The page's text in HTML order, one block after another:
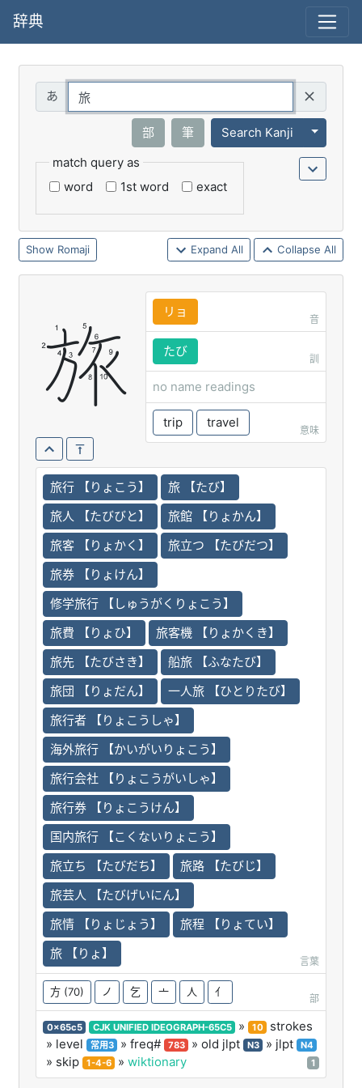
辞典
部 筆 Search Kanji
Toggle
match query as
word
1st word exact
Romaji Expand All Collapse All
旅 リョ
音
たび
訓
no name readings
trip travel
意味
旅行 【りょこう】
旅 【たび】
旅人 【たびびと】
旅館 【りょかん】
旅客 【りょかく】
旅立つ 【たびだつ】
旅券 【りょけん】
修学旅行 【しゅうがくりょこう】
旅費 【りょひ】
旅客機 【りょかくき】
旅先 【たびさき】
船旅 【ふなたび】
旅団 【りょだん】
一人旅 【ひとりたび】
旅行者 【りょこうしゃ】
海外旅行 【かいがいりょこう】
旅行会社 【りょこうがいしゃ】
旅行券 【りょこうけん】
国内旅行 【こくないりょこう】
旅立ち 【たびだち】
旅路 【たびじ】
旅芸人 【たびげいにん】
旅情 【りょじょう】
旅程 【りょてい】
旅 【りょ】
言葉
方 (70) ノ 乞 亠 人 亻
部
0x65c5 CJK UNIFIED IDEOGRAPH-65C5 » 10
strokes
» level
常用3 » freq# 783 » old jlpt N3 » jlpt N4
» skip 1-4-6 » wiktionary 1